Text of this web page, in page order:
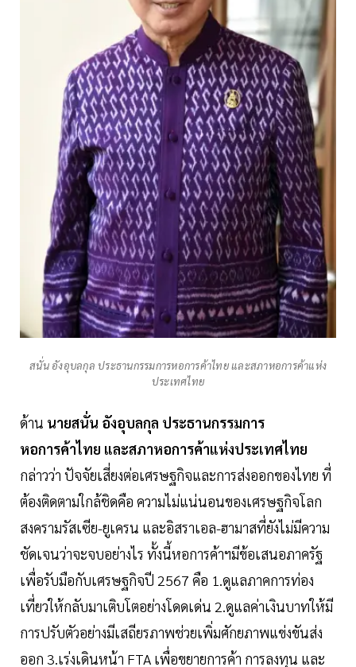
สนั่น อังอุบลกุล ประธานกรรมการหอการค้าไทย และสภาหอการค้าแห่ง
ประเทศไทย
ด้าน นายสนั่น อังอุบลกุล ประธานกรรมการ
หอการค้าไทย และสภาหอการค้าแห่งประเทศไทย
กล่าวว่า ปัจจัยเสี่ยงต่อเศรษฐกิจและการส่งออกของไทย ที่
ต้องติดตามใกล้ชิดคือ ความไม่แน่นอนของเศรษฐกิจโลก
สงครามรัสเซีย-ยูเครน และอิสราเอล-ฮามาสที่ยังไม่มีความ
ชัดเจนว่าจะจบอย่างไร ทั้งนี้หอการค้าฯมีข้อเสนอภาครัฐ
เพื่อรับมือกับเศรษฐกิจปี 2567 คือ 1.ดูแลภาคการท่อง
เที่ยวให้กลับมาเติบโตอย่างโดดเด่น 2.ดูแลค่าเงินบาทให้มี
การปรับตัวอย่างมีเสถียรภาพช่วยเพิ่มศักยภาพแข่งขันส่ง
ออก 3.เร่งเดินหน้า FTA เพื่อขยายการค้า การลงทุน และ